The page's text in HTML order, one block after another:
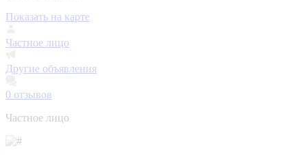
Показать на карте
Частное лицо
Другие объявления
0 отзывов
Частное лицо